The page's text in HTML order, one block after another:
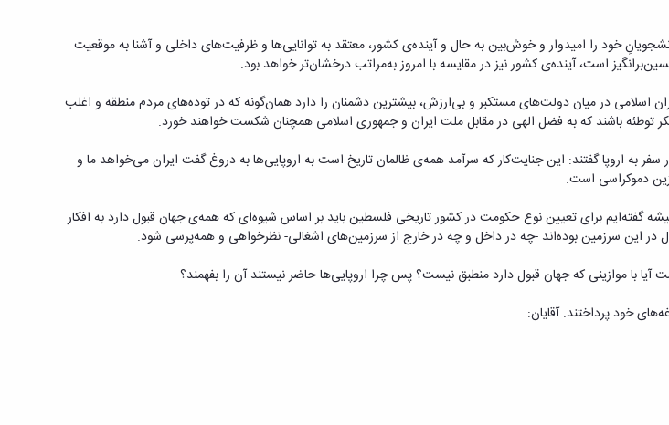
خود را امیدوار و خوش‌بین به حال و آینده‌ی کشور، معتقد به توانایی‌ها و ظرفیت‌های داخلی و آشنا به موقعیت
است، آینده‌ی کشور نیز در مقایسه با امروز به‌مراتب درخشان‌تر خواهد بود.
اسلامی در میان دولت‌های مستکبر و بی‌ارزش، بیشترین دشمنان را دارد همان‌گونه که در توده‌های مردم منطقه و اغلب
توطئه باشند که به فضل الهی در مقابل ملت ایران و جمهوری اسلامی همچنان شکست خواهند خورد.
به اروپا گفتند: این جنایت‌کار که سرآمد همه‌ی ظالمان تاریخ است به اروپایی‌ها به دروغ گفت ایران می‌خواهد ما و
دموکراسی است.
گفته‌ایم برای تعیین نوع حکومت در کشور تاریخی فلسطین باید بر اساس شیوه‌ای که همه‌ی جهان قبول دارد به افکار
با موازینی که جهان قبول دارد منطبق نیست؟ پس چرا اروپایی‌ها حاضر نیستند آن را بفهمند؟